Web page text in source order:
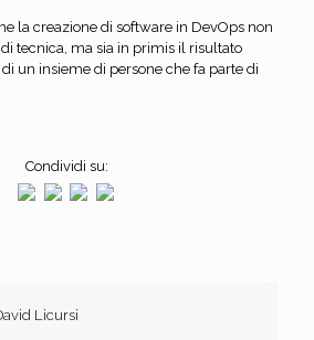
la creazione di software in DevOps non
tecnica, ma sia in primis il risultato
un insieme di persone che fa parte di
Condividi su:
Licursi